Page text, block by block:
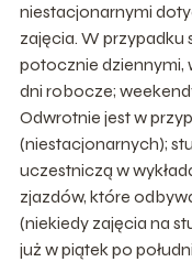
niestacjonarnymi
zajęcia. W
potocznie dziennymi,
dni robocze;
Odwrotnie jest w
(niestacjonarnych);
uczestniczą w
zjazdów, które
(niekiedy zajęcia na
już w piątek po